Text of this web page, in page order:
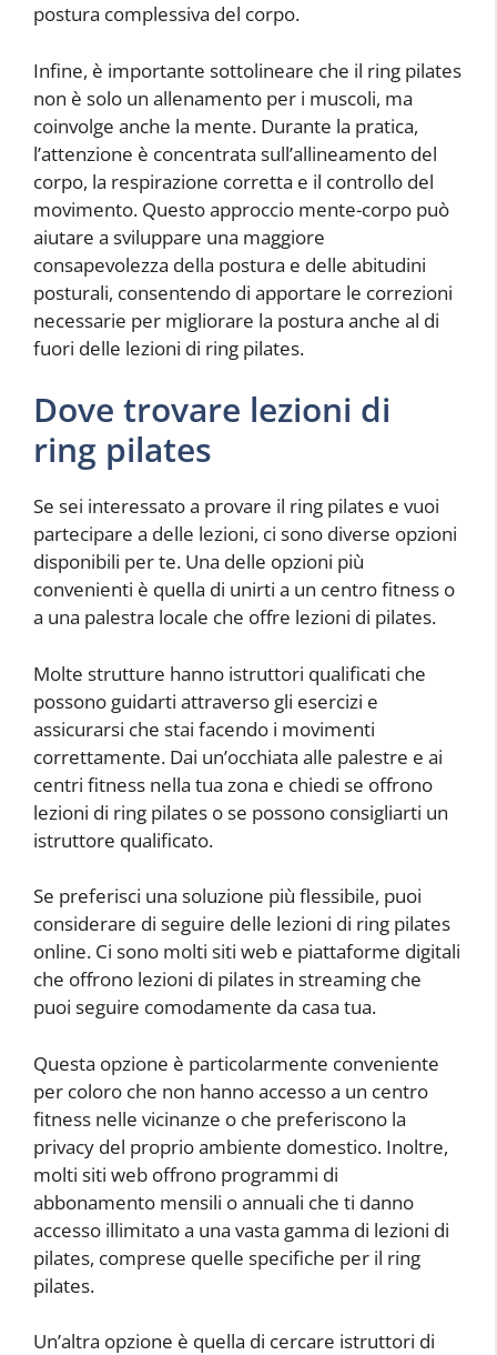
postura complessiva del corpo.
Infine, è importante sottolineare che il ring pilates
non è solo un allenamento per i muscoli, ma
coinvolge anche la mente. Durante la pratica,
l’attenzione è concentrata sull’allineamento del
corpo, la respirazione corretta e il controllo del
movimento. Questo approccio mente-corpo può
aiutare a sviluppare una maggiore
consapevolezza della postura e delle abitudini
posturali, consentendo di apportare le correzioni
necessarie per migliorare la postura anche al di
fuori delle lezioni di ring pilates.
Dove trovare lezioni di
ring pilates
Se sei interessato a provare il ring pilates e vuoi
partecipare a delle lezioni, ci sono diverse opzioni
disponibili per te. Una delle opzioni più
convenienti è quella di unirti a un centro fitness o
a una palestra locale che offre lezioni di pilates.
Molte strutture hanno istruttori qualificati che
possono guidarti attraverso gli esercizi e
assicurarsi che stai facendo i movimenti
correttamente. Dai un’occhiata alle palestre e ai
centri fitness nella tua zona e chiedi se offrono
lezioni di ring pilates o se possono consigliarti un
istruttore qualificato.
Se preferisci una soluzione più flessibile, puoi
considerare di seguire delle lezioni di ring pilates
online. Ci sono molti siti web e piattaforme digitali
che offrono lezioni di pilates in streaming che
puoi seguire comodamente da casa tua.
Questa opzione è particolarmente conveniente
per coloro che non hanno accesso a un centro
fitness nelle vicinanze o che preferiscono la
privacy del proprio ambiente domestico. Inoltre,
molti siti web offrono programmi di
abbonamento mensili o annuali che ti danno
accesso illimitato a una vasta gamma di lezioni di
pilates, comprese quelle specifiche per il ring
pilates.
Un’altra opzione è quella di cercare istruttori di